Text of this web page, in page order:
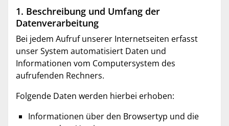
1. Beschreibung und Umfang der
Datenverarbeitung
Bei jedem Aufruf unserer Internetseiten erfasst
unser System automatisiert Daten und
Informationen vom Computersystem des
aufrufenden Rechners.
Folgende Daten werden hierbei erhoben:
Informationen über den Browsertyp und die